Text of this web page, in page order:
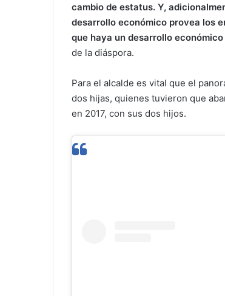
cambio de estatus. Y,
desarrollo económico provea los
que haya un desarrollo
de la diáspora.
Para el alcalde es vital que el
dos hijas, quienes tuvieron que
en 2017, con sus dos hijos.